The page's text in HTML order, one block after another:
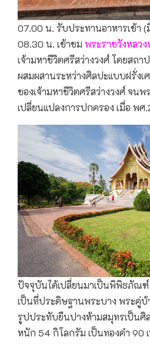
07.00 น. รับประทานอาหารเช้า (
08.30 น. เข้าชม พระราชวังหลว
เจ้ามหาชีวิตศรีสว่างวงศ์ โดยสถา
ผสมผสานระหว่างศิลปะแบบฝรั่งเ
ของเจ้ามหาชีวิตศรีสว่างวงศ์ จน
เปลี่ยนแปลงการปกครอง เมื่อ พศ
ปัจจุบันได้เปลี่ยนมาเป็นพิพิธภัณฑ์
เป็นที่ประดิษฐานพระบาง พระคู่บ้
รูปประทับยืนปางห้ามสมุทรเป็นศิ
หนัก 54 กิโลกรัม เป็นทองคำ 90